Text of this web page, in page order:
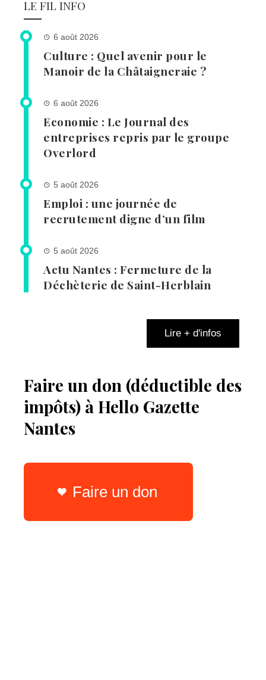
LE FIL INFO
6 août 2026
Culture : Quel avenir pour le
Manoir de la Châtaigneraie ?
6 août 2026
Economie : Le Journal des
entreprises repris par le groupe
Overlord
5 août 2026
Emploi : une journée de
recrutement digne d’un film
5 août 2026
Actu Nantes : Fermeture de la
Déchèterie de Saint-Herblain
Lire + d'infos
Faire un don (déductible des
impôts) à Hello Gazette
Nantes
Faire un don